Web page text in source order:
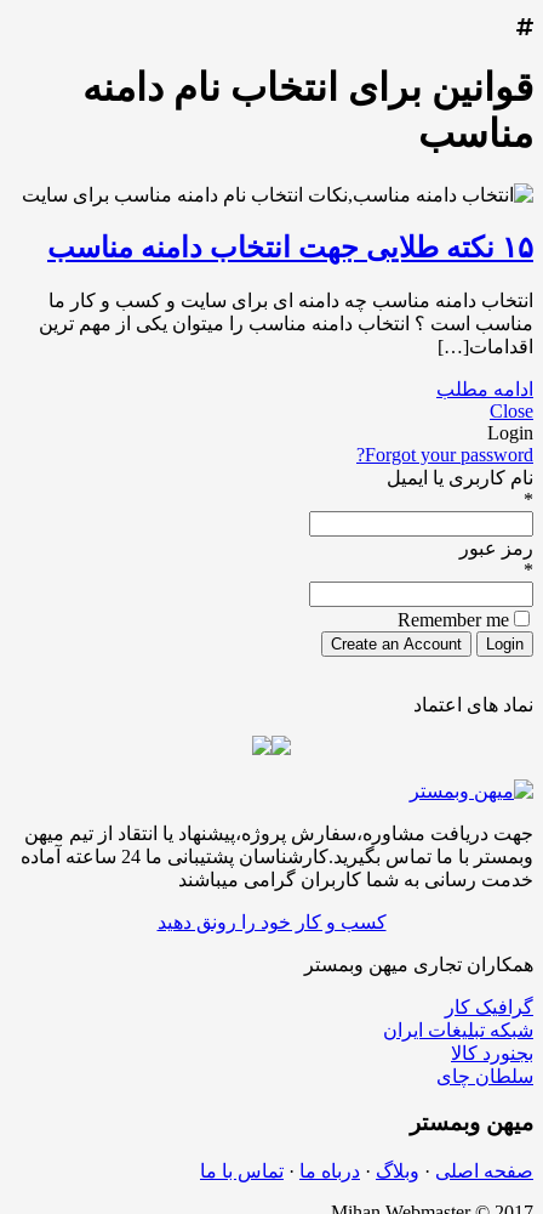
قوانین برای انتخاب نام دامنه
مناسب
۱۵ نکته طلایی جهت انتخاب دامنه مناسب
انتخاب دامنه مناسب چه دامنه ای برای سایت و کسب و کار ما
مناسب است ؟ انتخاب دامنه مناسب را میتوان یکی از مهم ترین
اقدامات[…]
ادامه مطلب
Close
Login
Forgot your password?
نام کاربری یا ایمیل
*
رمز عبور
*
Remember me
نماد های اعتماد
جهت دریافت مشاوره،سفارش پروژه،پیشنهاد یا انتقاد از تیم میهن
وبمستر با ما تماس بگیرید.کارشناسان پشتیبانی ما 24 ساعته آماده
خدمت رسانی به شما کاربران گرامی میباشند
کسب و کار خود را رونق دهید
همکاران تجاری میهن وبمستر
گرافیک کار
شبکه تبلیغات ایران
بجنورد کالا
سلطان چای
میهن وبمستر
صفحه اصلی · وبلاگ · درباه ما · تماس با ما